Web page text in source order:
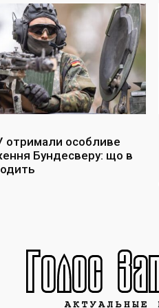
отримали особливе
Бундесверу: що в